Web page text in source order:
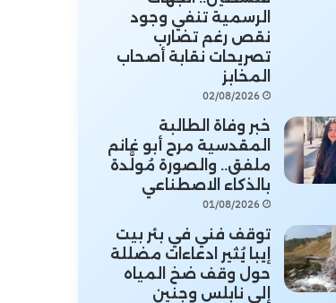
الرسمية تنفي وجود
نقص رغم تضارب
تصريحات نقابة أصحاب
المخابز
02/08/2026
خبر وفاة الطالبة
المقدسية مرح أبو غانم
ملفق.. والصورة مُولَّدة
بالذكاء الاصطناعي
01/08/2026
توقف فني في بئر بيت
إيبا يُثير ادعاءات مضللة
حول وقف ضخ المياه
إلى نابلس وجنين